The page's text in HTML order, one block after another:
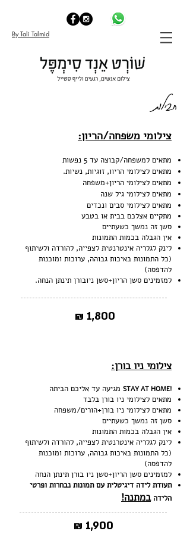
By Tali Talmid
חבילות
1,800 ₪
צילומי משפחה/הריון:
מתאים למשפחה/קבוצה עד 5 נפשות
מתאים לצילומי הריוו, זוגיות, נשיות.
מתאים לצילומי הריון+משפחה
מתאים לצילומי גיל שנה
מתאים לצילומי סבים ונכדים
מתקיים אצלכם בבית או בטבע
סשן זה נמשך כשעתיים
אין הגבלה בכמות התמונות
לינק לגלריה אינטרנטית לצפייה, להורדה ולשיתוף
(כל התמונות באיכות גבוהה, ערוכות ומוכנות
להדפסה)
למזמינים סשן הריון+סשן ניובורן תינתן הנחה.
1,900 ₪
צילומי ניו בורן:
!STAY AT HOME
מגיעה עד אליכם הביתה
מתאים לצילומי ניו בורן בלבד
מתאים לצילומי ניו בורן+הורים/משפחה
סשן זה נמשך כשעתיים
אין הגבלה בכמות התמונות
לינק לגלריה אינטרנטית לצפייה, להורדה ולשיתוף
(כל התמונות באיכות גבוהה, ערוכות ומוכנות
להדפסה)
למזמינים סשן הריון+סשן ניו בורן תינתן הנחה
תעודת לידה דיגיטלית עם תמונות נבחרות ופרטי
הלידהבמתנה!